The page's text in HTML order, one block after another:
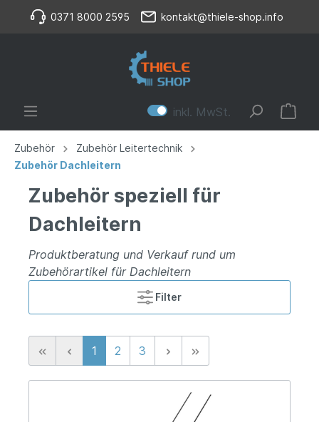
0371 8000 2595 kontakt@thiele-shop.info
inkl. MwSt.
Zubehör
Zubehör Leitertechnik
Zubehör Dachleitern
Zubehör speziell für
Dachleitern
Produktberatung und Verkauf rund um
Zubehörartikel für Dachleitern
Filter
1 2 3